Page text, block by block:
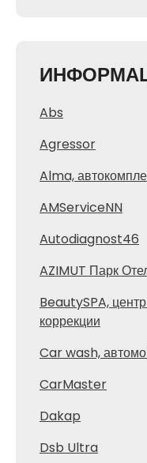
Abs
Agressor
Alma,
AMServiceNN
Autodiagnost46
AZIMUT Парк
BeautySPA, центр
коррекции
Car wash,
CarMaster
Dakap
Dsb Ultra